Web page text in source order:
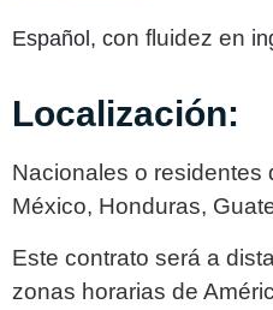
Español, con fluidez en i
Localización:
Nacionales o residentes
México, Honduras,
Este contrato será a
zonas horarias de